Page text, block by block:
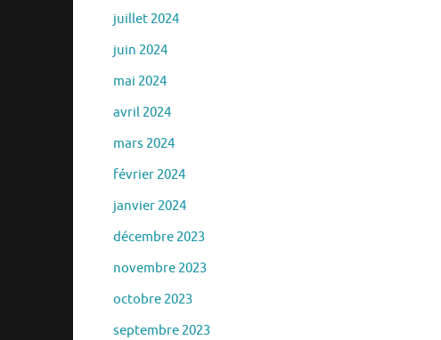
juillet 2024
juin 2024
mai 2024
avril 2024
mars 2024
février 2024
janvier 2024
décembre 2023
novembre 2023
octobre 2023
septembre 2023